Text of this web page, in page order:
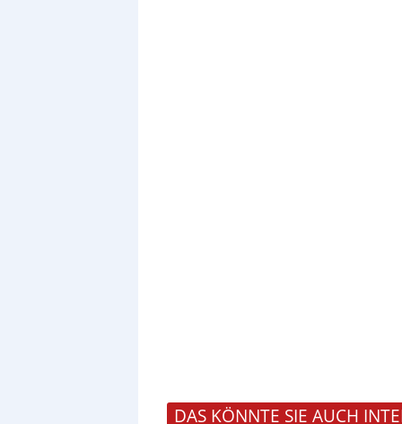
DAS KÖNNTE SIE AUCH